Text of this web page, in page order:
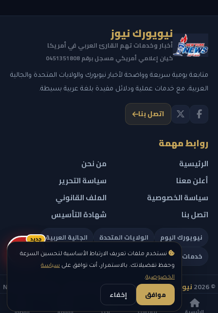
نستخدم ملفات تعريف الارتباط الأساسية لتحسين السرعة
وحفظ تفضيلاتك. بالاستمرار، أنت توافق على سياسة
الخصوصية.
موافق إخفاء
نيويورك نيوز
أخبار وخدمات تهم القارئ العربي في أمريكا
كيان إعلامي أمريكي مسجل برقم 0451351808
متابعة يومية سريعة وواضحة لأخبار نيويورك والولايات المتحدة والجالية
العربية، مع خدمات عملية ودلائل مفيدة بلغة عربية بسيطة.
اتصل بنا
روابط مهمة
الرئيسية
من نحن
أعلن معنا
سياسة التحرير
سياسة الخصوصية
الملف القانوني
اتصل بنا
شهادة التأسيس
نيويورك اليوم الولايات المتحدة
الجالية العربية
خدمات تهمك
© 2026 نيويورك نيوز
— جميع الحقوق محفوظة — NEW YORK NEWS
IN ARABIC LLC — رقم التسجيل 0451351808
ريلز
جديد